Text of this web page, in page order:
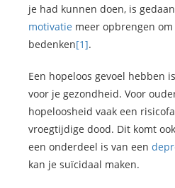
je had kunnen doen, is
motivatie meer opbrengen
bedenken[1].
Een hopeloos gevoel hebben
voor je gezondheid. Voor
hopeloosheid vaak een
vroegtijdige dood. Dit komt
een onderdeel is van een
kan je suïcidaal maken.